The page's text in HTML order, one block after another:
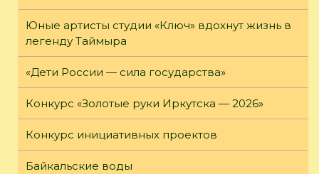
Юные артисты студии «Ключ» вдохнут жизнь в
легенду Таймыра
«Дети России — сила государства»
Конкурс «Золотые руки Иркутска — 2026»
Конкурс инициативных проектов
Байкальские воды